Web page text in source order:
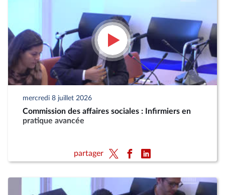
mercredi 8 juillet 2026
Commission des affaires sociales : Infirmiers en
pratique avancée
partager